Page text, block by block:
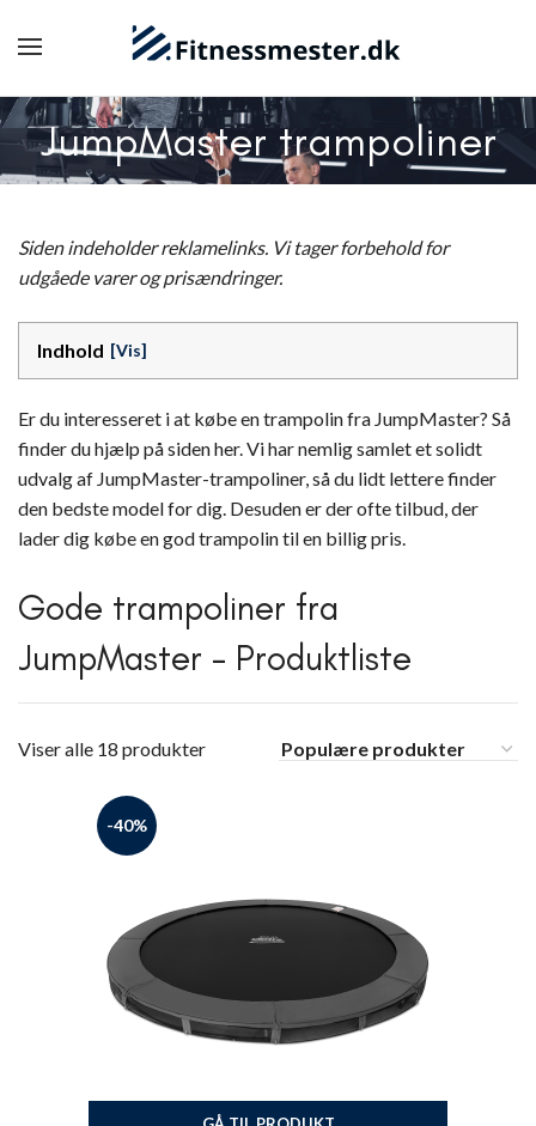
JumpMaster trampoliner
Siden indeholder reklamelinks. Vi tager forbehold for
udgåede varer og prisændringer.
Indhold
Er du interesseret i at købe en trampolin fra JumpMaster? Så
finder du hjælp på siden her. Vi har nemlig samlet et solidt
udvalg af JumpMaster-trampoliner, så du lidt lettere finder
den bedste model for dig. Desuden er der ofte tilbud, der
lader dig købe en god trampolin til en billig pris.
Gode trampoliner fra
JumpMaster – Produktliste
Viser alle 18 produkter
-40%